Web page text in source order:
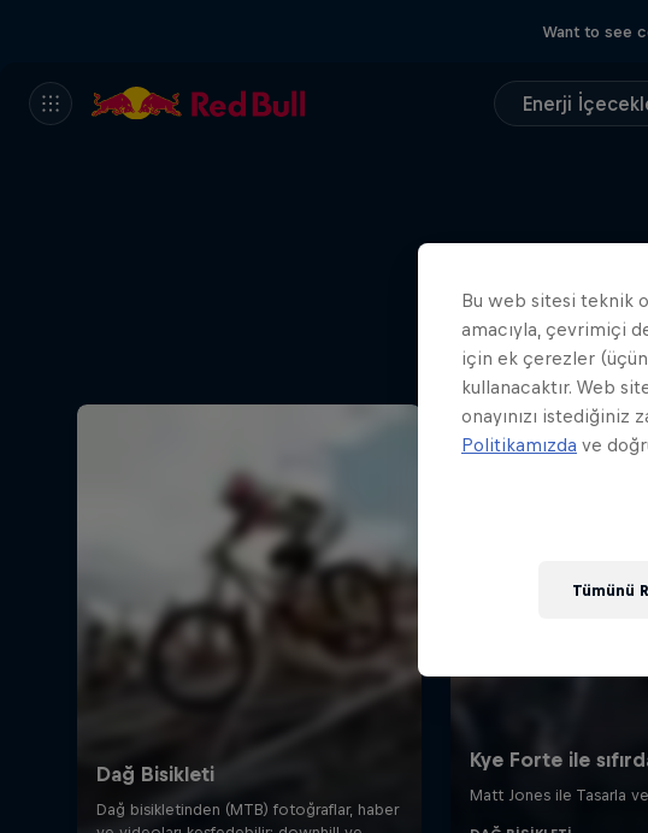
Want to see
Enerji
Bu web sitesi teknik
amacıyla, çevrimiçi
için ek çerezler
kullanacaktır. Web
onayınızı istediğiniz
Politikamızda ve
Tümünü